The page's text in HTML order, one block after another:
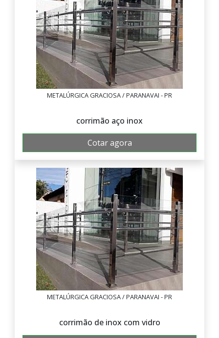
METALÚRGICA GRACIOSA / PARANAVAI - PR
corrimão aço inox
Cotar agora
METALÚRGICA GRACIOSA / PARANAVAI - PR
corrimão de inox com vidro